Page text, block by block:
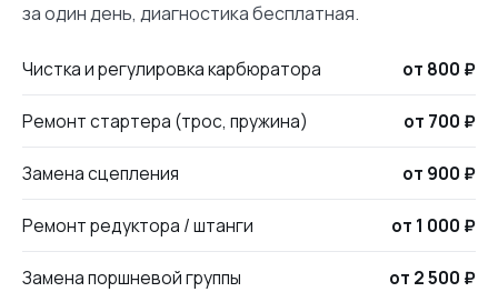
за один день, диагностика бесплатная.
Чистка и регулировка карбюратора от 800 ₽
Ремонт стартера (трос, пружина) от 700 ₽
Замена сцепления от 900 ₽
Ремонт редуктора / штанги от 1 000 ₽
Замена поршневой группы от 2 500 ₽